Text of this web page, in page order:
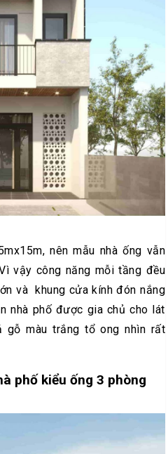
nên mẫu nhà ống vẫn
vậy công năng mỗi tầng đều
và khung cửa kính đón nắng
nhà phố được gia chủ cho lát
gỗ màu trắng tổ ong nhìn rất
phố kiểu ống 3 phòng